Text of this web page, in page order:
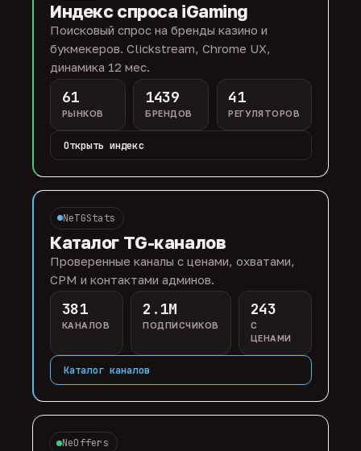
Индекс спроса iGaming
Поисковый спрос на бренды казино и
букмекеров. Clickstream, Chrome UX,
динамика 12 мес.
61
РЫНКОВ
1439
БРЕНДОВ
41
РЕГУЛЯТОРОВ
Открыть индекс
NeTGStats
Каталог TG-каналов
Проверенные каналы с ценами, охватами,
CPM и контактами админов.
381
КАНАЛОВ
2.1M
ПОДПИСЧИКОВ
243
С
ЦЕНАМИ
Каталог каналов
NeOffers